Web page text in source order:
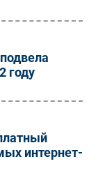
году
интернет-